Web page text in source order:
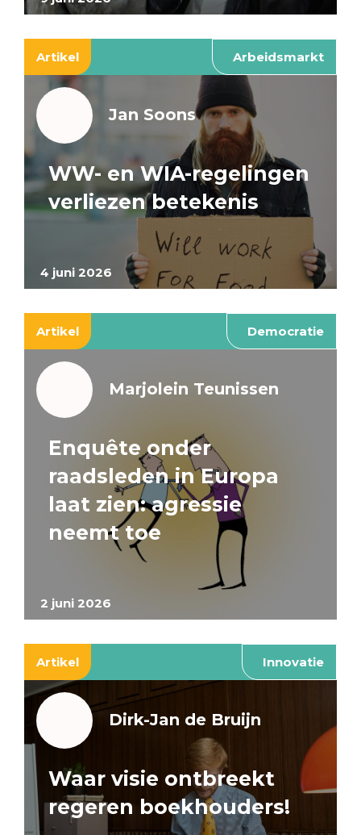
Artikel Arbeidsmarkt
4 juni 2026
Jan Soons
WW- en WIA-regelingen
verliezen betekenis
Artikel Democratie
2 juni 2026
Marjolein Teunissen
Enquête onder
raadsleden in Europa
laat zien: agressie
neemt toe
Artikel Innovatie
Dirk-Jan de Bruijn
Waar visie ontbreekt
regeren boekhouders!